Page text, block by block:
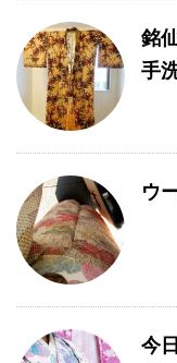
銘
手
ウ
今